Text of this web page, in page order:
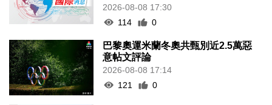
2026-08-08 17:30
114
0
巴黎奧運米蘭冬奧共甄別近2.5萬惡
意帖文評論
2026-08-08 17:14
121
0